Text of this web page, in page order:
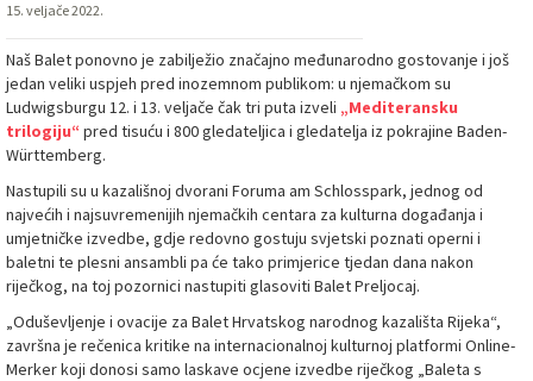
15. veljače 2022.
Naš Balet ponovno je zabilježio značajno međunarodno gostovanje i još
jedan veliki uspjeh pred inozemnom publikom: u njemačkom su
Ludwigsburgu 12. i 13. veljače čak tri puta izveli „Mediteransku
trilogiju“ pred tisuću i 800 gledateljica i gledatelja iz pokrajine Baden-
Württemberg.
Nastupili su u kazališnoj dvorani Foruma am Schlosspark, jednog od
najvećih i najsuvremenijih njemačkih centara za kulturna događanja i
umjetničke izvedbe, gdje redovno gostuju svjetski poznati operni i
baletni te plesni ansambli pa će tako primjerice tjedan dana nakon
riječkog, na toj pozornici nastupiti glasoviti Balet Preljocaj.
„Oduševljenje i ovacije za Balet Hrvatskog narodnog kazališta Rijeka“,
završna je rečenica kritike na internacionalnoj kulturnoj platformi Online-
Merker koji donosi samo laskave ocjene izvedbe riječkog „Baleta s